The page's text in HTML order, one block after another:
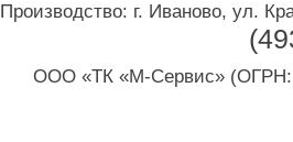
Производство: г. Иваново, ул.
ООО «ТК «М-Сервис» (ОГРН: